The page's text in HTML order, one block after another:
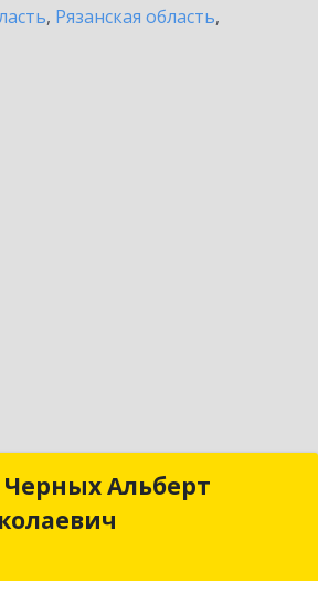
, Рязанская область,
Альберт
ИП Черных Альберт